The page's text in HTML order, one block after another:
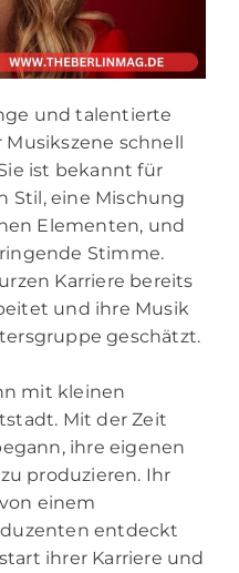
und talentierte
schnell
ist bekannt für
Stil, eine Mischung
Elementen, und
Stimme.
Karriere bereits
und ihre Musik
geschätzt.
mit kleinen
Mit der Zeit
ihre eigenen
produzieren. Ihr
einem
entdeckt
ihrer Karriere und